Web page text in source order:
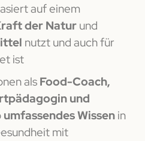
auf einem
der Naturund
nutzt und auch für
ist
alsFood-Coach,
und
umfassendes Wissenin
mit